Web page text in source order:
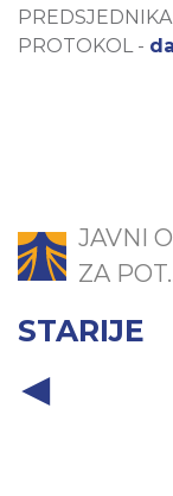
PROTOKOL -
JAVNI
ZA
STARIJE